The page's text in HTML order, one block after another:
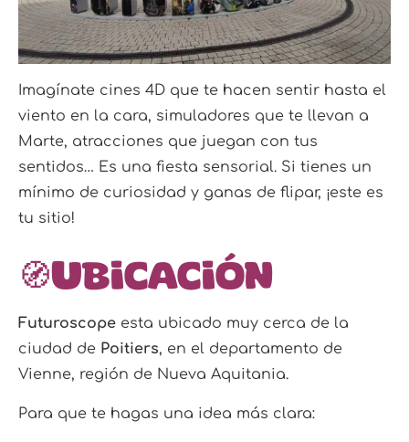
Imagínate cines 4D que te hacen sentir hasta el
viento en la cara, simuladores que te llevan a
Marte, atracciones que juegan con tus
sentidos… Es una fiesta sensorial. Si tienes un
mínimo de curiosidad y ganas de flipar, ¡este es
tu sitio!
🧭Ubicación
Futuroscope esta ubicado muy cerca de la
ciudad de Poitiers, en el departamento de
Vienne, región de Nueva Aquitania.
Para que te hagas una idea más clara: